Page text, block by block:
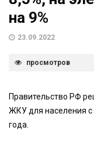
на 9%
23.09.2022
просмотров
Правительство РФ
ЖКУ для населения с
года.